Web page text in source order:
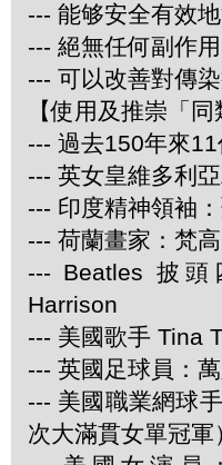
--- 能够安全有效
--- 絕無任何副作
--- 可以改善對傳
【使用及推崇「
--- 過去150年來
--- 英女皇維多利
--- 印度精神領袖
--- 荷蘭畫家：梵
--- Beatles 披
Harrison
--- 美國歌手 Tina
--- 英國足球員：
--- 美國職業網球
次大滿貫女單冠軍